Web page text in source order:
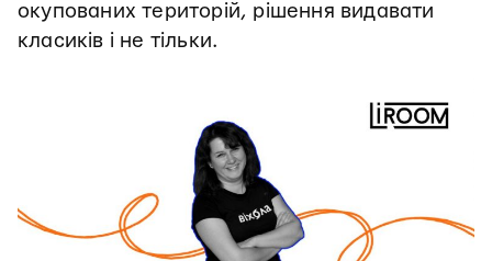
окупованих територій, рішення видавати
класиків і не тільки.